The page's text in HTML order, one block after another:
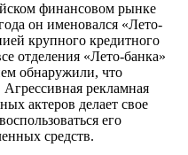
финансовом рынке
он именовался «Лето-
крупного кредитного
отделения «Лето-банка»
обнаружили, что
рекламная
актеров делает свое
его
средств.